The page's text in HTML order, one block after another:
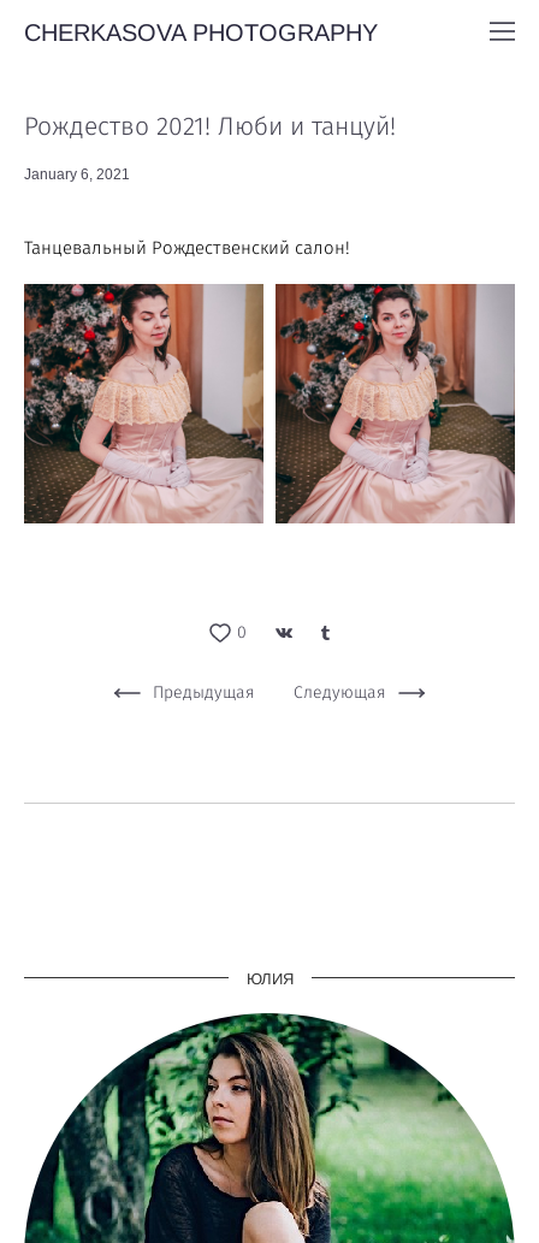
CHERKASOVA PHOTOGRAPHY
Рождество 2021! Люби и танцуй!
January 6, 2021
Танцевальный Рождественский салон!
0
Предыдущая Следующая
ЮЛИЯ